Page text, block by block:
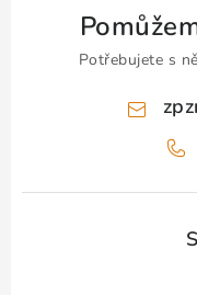
Potřebujete s